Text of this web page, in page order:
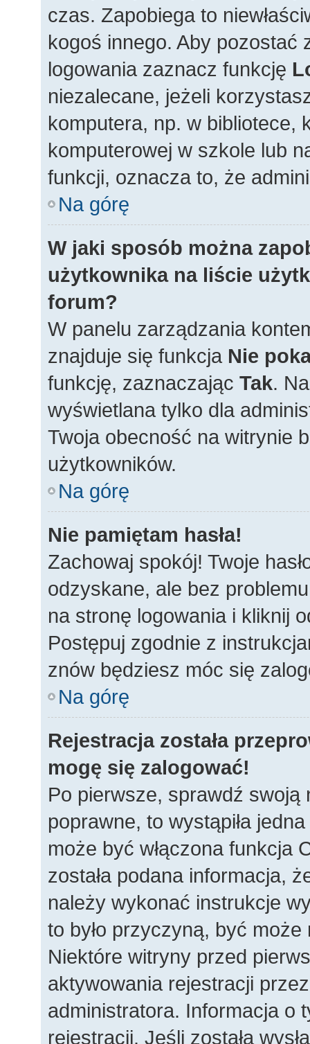
czas. Zapobiega to
kogoś innego. Aby pozostać
logowania zaznacz funkcję
niezalecane, jeżeli
komputera, np. w bibliotece,
komputerowej w szkole lub
funkcji, oznacza to, że
Na górę
W jaki sposób można
użytkownika na liście
forum?
W panelu zarządzania
znajduje się funkcja Nie
funkcję, zaznaczając Tak.
wyświetlana tylko dla
Twoja obecność na witrynie
użytkowników.
Na górę
Nie pamiętam hasła!
Zachowaj spokój! Twoje
odzyskane, ale bez
na stronę logowania i kliknij
Postępuj zgodnie z
znów będziesz móc się
Na górę
Rejestracja została
mogę się zalogować!
Po pierwsze, sprawdź swoją
poprawne, to wystąpiła
może być włączona funkcja
została podana informacja,
należy wykonać instrukcje
to było przyczyną, być
Niektóre witryny przed
aktywowania rejestracji
administratora. Informacja o
rejestracji. Jeśli została